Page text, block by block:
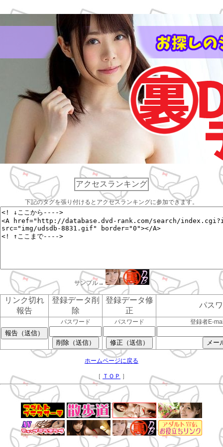
アクセスランキング
下記のタグを張り付けるとアクセスランキングに参加できます。
サンプル→
リンク切れ
報告
登録データ削
除
登録データ修
正
パス
パスワード パスワード 登録者E-
ホームページに戻る
［ ＴＯＰ ］